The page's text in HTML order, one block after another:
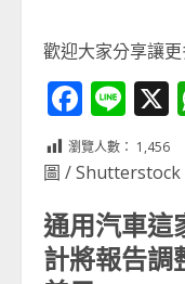
歡迎大家分享讓更
瀏覽人數： 1,456
圖 / Shutterstock
通用汽車這
計將報告調